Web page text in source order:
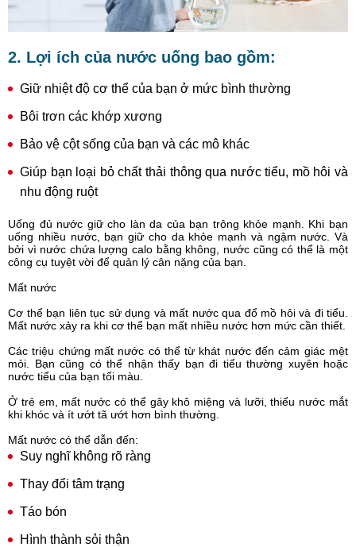
2. Lợi ích của nước uống bao gồm:
Giữ nhiệt độ cơ thể của bạn ở mức bình thường
Bôi trơn các khớp xương
Bảo vệ cột sống của bạn và các mô khác
Giúp bạn loại bỏ chất thải thông qua nước tiểu, mồ hôi và
nhu động ruột
Uống đủ nước giữ cho làn da của bạn trông khỏe mạnh. Khi bạn
uống nhiều nước, bạn giữ cho da khỏe mạnh và ngậm nước. Và
bởi vì nước chứa lượng calo bằng không, nước cũng có thể là một
công cụ tuyệt vời để quản lý cân nặng của bạn.
Mất nước
Cơ thể bạn liên tục sử dụng và mất nước qua đổ mồ hôi và đi tiểu.
Mất nước xảy ra khi cơ thể bạn mất nhiều nước hơn mức cần thiết.
Các triệu chứng mất nước có thể từ khát nước đến cảm giác mệt
mỏi. Bạn cũng có thể nhận thấy bạn đi tiểu thường xuyên hoặc
nước tiểu của bạn tối màu.
Ở trẻ em, mất nước có thể gây khô miệng và lưỡi, thiếu nước mắt
khi khóc và ít ướt tã ướt hơn bình thường.
Mất nước có thể dẫn đến:
Suy nghĩ không rõ ràng
Thay đổi tâm trạng
Táo bón
Hình thành sỏi thận